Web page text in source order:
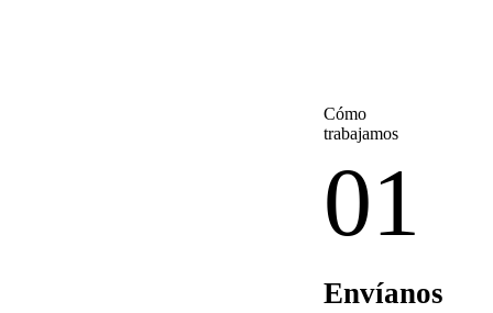
Cómo
trabajamos
01
Envíanos